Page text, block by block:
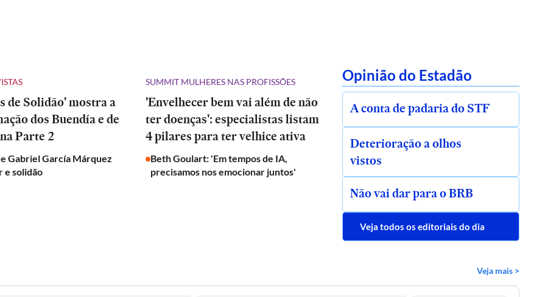
de Solidão' mostra a
dos Buendía e de
Parte 2
Gabriel García Márquez
e solidão
SUMMIT MULHERES NAS PROFISSÕES
'Envelhecer bem vai além de não
ter doenças': especialistas listam
4 pilares para ter velhice ativa
Beth Goulart: 'Em tempos de IA,
precisamos nos emocionar juntos'
Opinião do Estadão
A conta de padaria do STF
Deterioração a olhos
vistos
Não vai dar para o BRB
Veja todos os editoriais do dia
Veja mais >